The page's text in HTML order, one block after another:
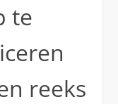
te
reeks